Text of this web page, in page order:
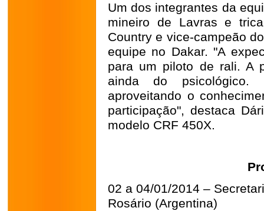
Um dos integrantes da
mineiro de Lavras e
Country e vice-campeão
equipe no Dakar. "A
para um piloto de rali. A
ainda do psicológico.
aproveitando o
participação", destaca
modelo CRF 450X.
02 a 04/01/2014 –
Rosário (Argentina)